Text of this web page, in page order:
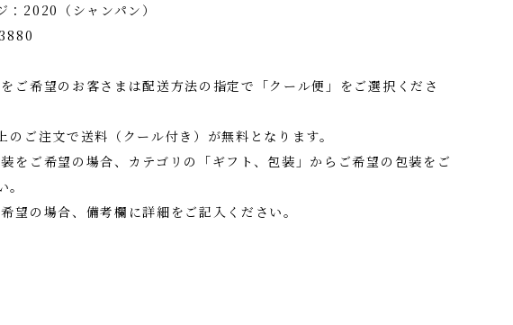
：2020（シャンパン）
ご希望のお客さまは配送方法の指定で「クール便」をご選択くださ
のご注文で送料（クール付き）が無料となります。
をご希望の場合、カテゴリの「ギフト、包装」からご希望の包装をご
望の場合、備考欄に詳細をご記入ください。